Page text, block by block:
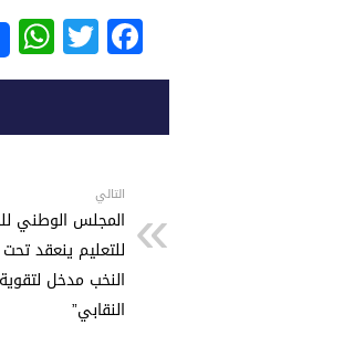
F
a
e
b
o
o
k
T
wi
er
h
s
p
p
التالي
المجلس الوطني
للتعليم ينعقد
النخب مدخل
النقابي”